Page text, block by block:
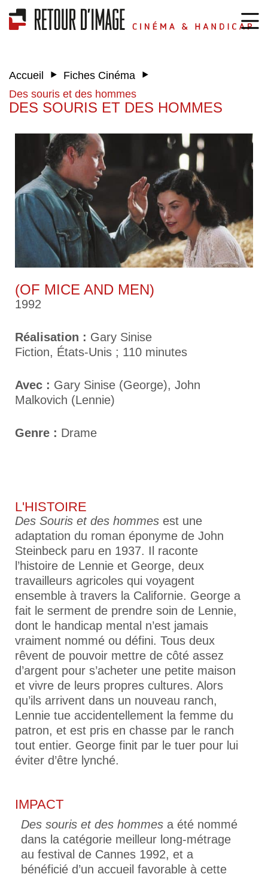
Accueil ‣ Fiches Cinéma ‣
Des souris et des hommes
DES SOURIS ET DES HOMMES
(OF MICE AND MEN)
1992
Réalisation : Gary Sinise
Fiction, États-Unis ; 110 minutes
Avec : Gary Sinise (George), John
Malkovich (Lennie)
Genre : Drame
L'HISTOIRE
Des Souris et des hommes est une
adaptation du roman éponyme de John
Steinbeck paru en 1937. Il raconte
l’histoire de Lennie et George, deux
travailleurs agricoles qui voyagent
ensemble à travers la Californie. George a
fait le serment de prendre soin de Lennie,
dont le handicap mental n’est jamais
vraiment nommé ou défini. Tous deux
rêvent de pouvoir mettre de côté assez
d’argent pour s’acheter une petite maison
et vivre de leurs propres cultures. Alors
qu’ils arrivent dans un nouveau ranch,
Lennie tue accidentellement la femme du
patron, et est pris en chasse par le ranch
tout entier. George finit par le tuer pour lui
éviter d’être lynché.
IMPACT
Des souris et des hommes a été nommé
dans la catégorie meilleur long-métrage
au festival de Cannes 1992, et a
bénéficié d’un accueil favorable à cette